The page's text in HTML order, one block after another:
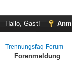
Hallo, Gast!
Trennungsfaq-Forum
Forenmeldung